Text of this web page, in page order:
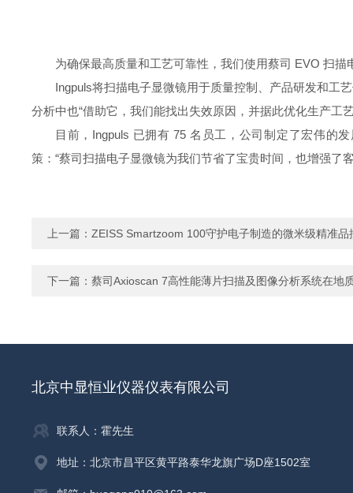
为确保最高质量和工艺可靠性，我们使用蔡司 EVO 扫描
Ingpuls将扫描电子显微镜用于质量控制、产品研发和工
分析中也“借助它，我们能找出失效原因，并据此优化生产工
目前，Ingpuls 已拥有 75 名员工，公司制定了宏伟的
策：“蔡司扫描电子显微镜为我们节省了宝贵时间，也增强
上一篇： ZEISS Smartzoom 100守护电子制造的微米级精准品
下一篇： 蔡司Axioscan 7高性能薄片扫描及图像分析系统在地
北京中显恒业仪器仪表有限公司
联系人：霍先生
地址：北京市昌平区黄平路泰华龙旗广场D座1502室